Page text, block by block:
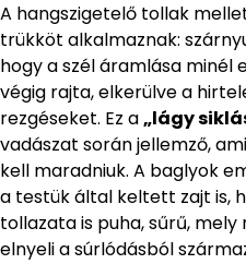
A hangszigetelő tollak
trükköt alkalmaznak:
hogy a szél áramlása minél
végig rajta, elkerülve a
rezgéseket. Ez a„lágy
vadászat során jellemző,
kell maradniuk. A baglyok
a testük által keltett zajt is,
tollazata is puha, sűrű,
elnyeli a súrlódásból